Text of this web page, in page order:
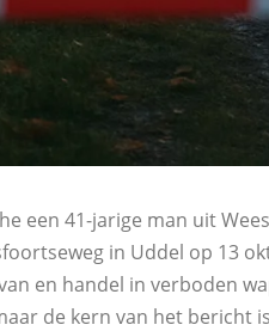
een 41-jarige man uit
in Uddel op 13
en handel in verboden
de kern van het bericht